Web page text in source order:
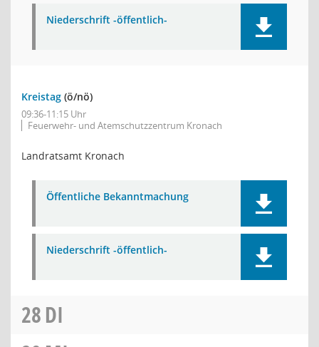
Niederschrift -öffentlich-
Kreistag (ö/nö)
09:36-11:15 Uhr
Feuerwehr- und Atemschutzzentrum Kronach
Landratsamt Kronach
Öffentliche Bekanntmachung
Niederschrift -öffentlich-
28DI